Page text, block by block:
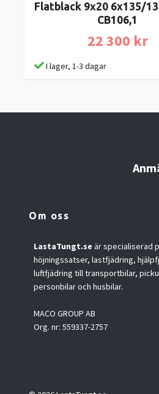
Flatblack 9x20 6x135/
CB106,1
22 300 kr
I lager, 1-3 dagar
Om oss
LastaTungt.se är specialiserad
höjningssatser, lastfjädring,
luftfjädring till transportbilar,
personbilar och husbilar.
MACO GROUP AB
Org. nr: 559337-2757